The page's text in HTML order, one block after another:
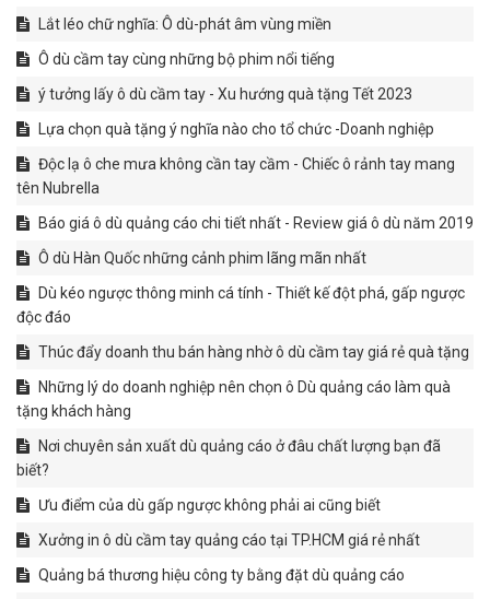
Lắt léo chữ nghĩa: Ô dù-phát âm vùng miền
Ô dù cầm tay cùng những bộ phim nổi tiếng
ý tưởng lấy ô dù cầm tay - Xu hướng quà tặng Tết 2023
Lựa chọn quà tặng ý nghĩa nào cho tổ chức -Doanh nghiệp
Độc lạ ô che mưa không cần tay cầm - Chiếc ô rảnh tay mang
tên Nubrella
Báo giá ô dù quảng cáo chi tiết nhất - Review giá ô dù năm 2019
Ô dù Hàn Quốc những cảnh phim lãng mãn nhất
Dù kéo ngược thông minh cá tính - Thiết kế đột phá, gấp ngược
độc đáo
Thúc đẩy doanh thu bán hàng nhờ ô dù cầm tay giá rẻ quà tặng
Những lý do doanh nghiệp nên chọn ô Dù quảng cáo làm quà
tặng khách hàng
Nơi chuyên sản xuất dù quảng cáo ở đâu chất lượng bạn đã
biết?
Ưu điểm của dù gấp ngược không phải ai cũng biết
Xưởng in ô dù cầm tay quảng cáo tại TP.HCM giá rẻ nhất
Quảng bá thương hiệu công ty bằng đặt dù quảng cáo